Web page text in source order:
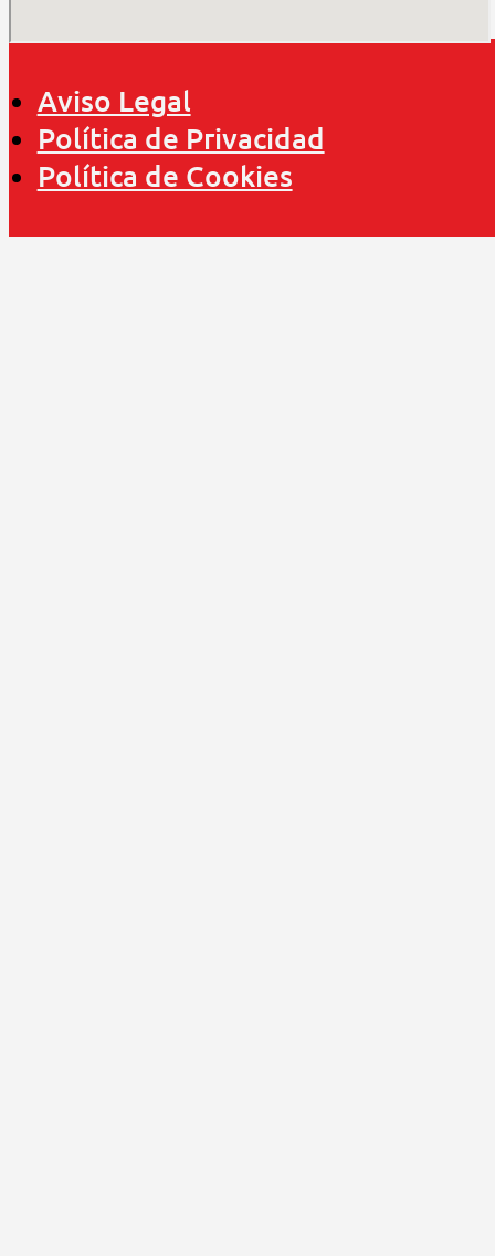
Aviso Legal
Política de Privacidad
Política de Cookies